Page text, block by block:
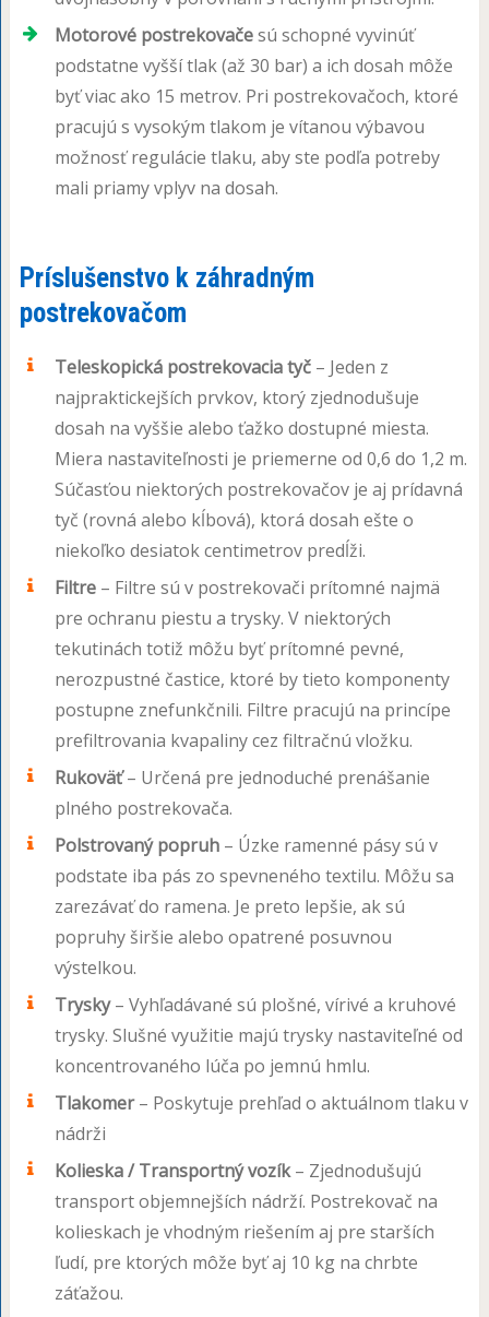
Motorové postrekovačesú schopné vyvinúť
podstatne vyšší tlak (až 30 bar) a ich dosah môže
byť viac ako 15 metrov. Pri postrekovačoch, ktoré
pracujú s vysokým tlakom je vítanou výbavou
možnosť regulácie tlaku, aby ste podľa potreby
mali priamy vplyv na dosah.
Príslušenstvo k záhradným
postrekovačom
Teleskopická postrekovacia tyč– Jeden z
najpraktickejších prvkov, ktorý zjednodušuje
dosah na vyššie alebo ťažko dostupné miesta.
Miera nastaviteľnosti je priemerne od 0,6 do 1,2 m.
Súčasťou niektorých postrekovačov je aj prídavná
tyč (rovná alebo kĺbová), ktorá dosah ešte o
niekoľko desiatok centimetrov predĺži.
Filtre– Filtre sú v postrekovači prítomné najmä
pre ochranu piestu a trysky. V niektorých
tekutinách totiž môžu byť prítomné pevné,
nerozpustné častice, ktoré by tieto komponenty
postupne znefunkčnili. Filtre pracujú na princípe
prefiltrovania kvapaliny cez filtračnú vložku.
Rukoväť– Určená pre jednoduché prenášanie
plného postrekovača.
Polstrovaný popruh– Úzke ramenné pásy sú v
podstate iba pás zo spevneného textilu. Môžu sa
zarezávať do ramena. Je preto lepšie, ak sú
popruhy širšie alebo opatrené posuvnou
výstelkou.
Trysky– Vyhľadávané sú plošné, vírivé a kruhové
trysky. Slušné využitie majú trysky nastaviteľné od
koncentrovaného lúča po jemnú hmlu.
Tlakomer– Poskytuje prehľad o aktuálnom tlaku v
nádrži
Kolieska / Transportný vozík– Zjednodušujú
transport objemnejších nádrží. Postrekovač na
kolieskach je vhodným riešením aj pre starších
ľudí, pre ktorých môže byť aj 10 kg na chrbte
záťažou.